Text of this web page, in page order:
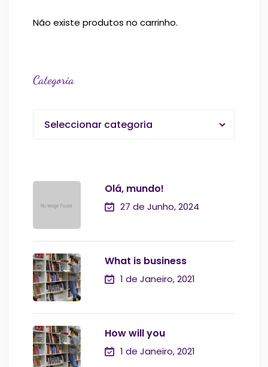
Não existe produtos no carrinho.
Categoria
Seleccionar categoria
Olá, mundo!
27 de Junho, 2024
What is business
1 de Janeiro, 2021
How will you
1 de Janeiro, 2021